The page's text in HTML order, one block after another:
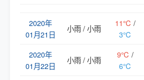
2020年
01月21日
小雨 / 小雨
11℃ /
3℃
2020年
01月22日
小雨 / 小雨
9℃ /
6℃